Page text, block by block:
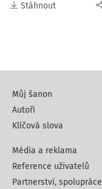
Stáhnout
Můj šanon
Autoři
Klíčová slova
Média a reklama
Reference uživatelů
Partnerství, spolupráce